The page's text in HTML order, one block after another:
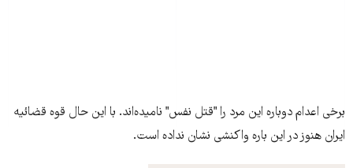
برخی اعدام دوباره اين مرد را "قتل نفس" ناميده‌اند. با اين حال قوه قضائيه
ايران هنوز در اين باره واکنشی نشان نداده است.